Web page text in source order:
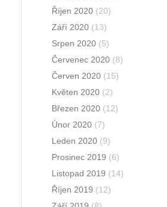
Říjen 2020 (20)
Září 2020 (13)
Srpen 2020 (5)
Červenec 2020 (8)
Červen 2020 (15)
Květen 2020 (2)
Březen 2020 (12)
Únor 2020 (7)
Leden 2020 (9)
Prosinec 2019 (6)
Listopad 2019 (14)
Říjen 2019 (12)